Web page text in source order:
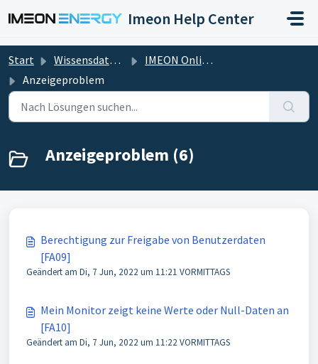
Imeon Help Center
Start Wissensdatenbank
IMEON Online (Monitoring)
Anzeigeproblem
Anzeigeproblem (6)
Berechtigung zur Freigabe von Benutzerdaten
[FA09]
Geändert am Di, 7 Jun, 2022 um 11:21 VORMITTAGS
Mein Monitor zeigt keine Werte oder Null-Daten an
[FA10]
Geändert am Di, 7 Jun, 2022 um 11:22 VORMITTAGS